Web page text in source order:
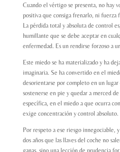
Cuando el vértigo se presenta, no hay
positiva que consiga frenarlo, ni fuerza
La pérdida total y absoluta de control
humillante que se debe aceptar en
enfermedad. Es un rendirse forzoso a
Este miedo se ha materializado y ha
imaginaria. Se ha convertido en el
desorientarse por completo en un
sostenerse en pie y quedar a merced
específica, en el miedo a que ocurra
exige concentración y control absoluto.
Por respeto a ese riesgo innegociable,
dos años que las llaves del coche no
ganas, sino una lección de prudencia